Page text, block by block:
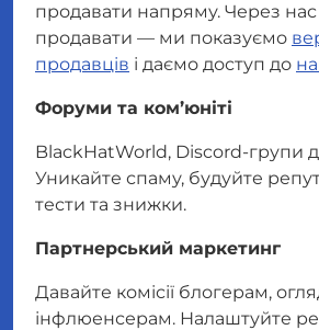
продавати напряму. Через
продавати — ми показуємо
продавців і даємо доступ до
Форуми та ком’юніті
BlackHatWorld, Discord-групи
Уникайте спаму, будуйте
тести та знижки.
Партнерський маркетинг
Давайте комісії блогерам,
інфлюенсерам. Налаштуйте